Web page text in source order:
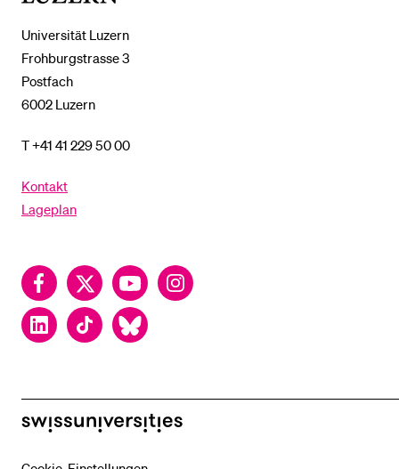
Universität Luzern
Frohburgstrasse 3
Postfach
6002 Luzern
T +41 41 229 50 00
Kontakt
Lageplan
FacebookTwitter YouTubeInstagram
LinkedInTikTok Bluesky
swissuniversities